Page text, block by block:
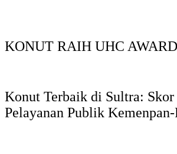
KONUT RAIH UHC
Konut Terbaik di Sultra: Skor
Pelayanan Publik